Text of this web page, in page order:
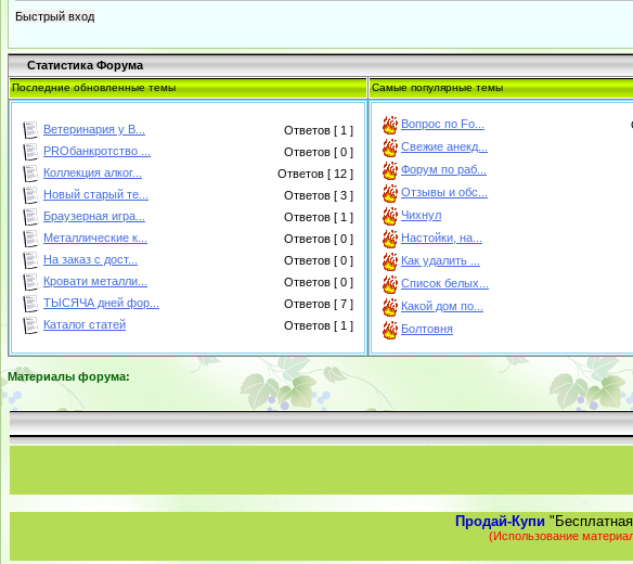
Статистика Форума
Последние обновленные темы Самые популярные темы
Ветеринария у В...
Ответов [ 1 ]
PROбанкротство ...
Ответов [ 0 ]
Коллекция алког...
Ответов [ 12 ]
Новый старый те...
Ответов [ 3 ]
Браузерная игра...
Ответов [ 1 ]
Металлические к...
Ответов [ 0 ]
На заказ с дост...
Ответов [ 0 ]
Кровати металли...
Ответов [ 0 ]
ТЫСЯЧА дней фор...
Ответов [ 7 ]
Каталог статей
Ответов [ 1 ]
Вопрос по Fo...
Свежие анекд...
Форум по раб...
Отзывы и обс...
Чихнул
Настойки, на...
Как удалить ...
Список белых...
Какой дом по...
Болтовня
Материалы форума:
Продай-Купи
(Использование